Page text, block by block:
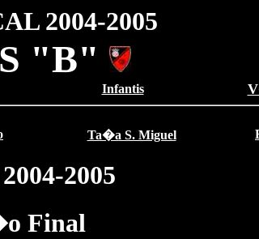
2004-2005
"B"
Infantis
Ta�a S. Miguel
2004-2005
Final